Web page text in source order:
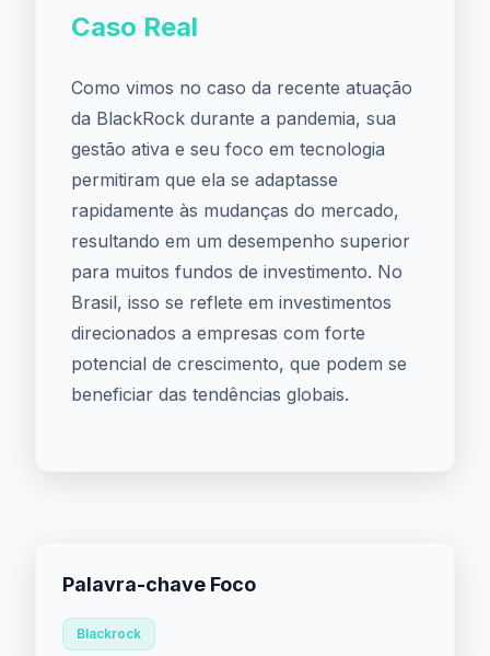
Caso Real
Como vimos no caso da recente atuação
da BlackRock durante a pandemia, sua
gestão ativa e seu foco em tecnologia
permitiram que ela se adaptasse
rapidamente às mudanças do mercado,
resultando em um desempenho superior
para muitos fundos de investimento. No
Brasil, isso se reflete em investimentos
direcionados a empresas com forte
potencial de crescimento, que podem se
beneficiar das tendências globais.
Palavra-chave Foco
Blackrock